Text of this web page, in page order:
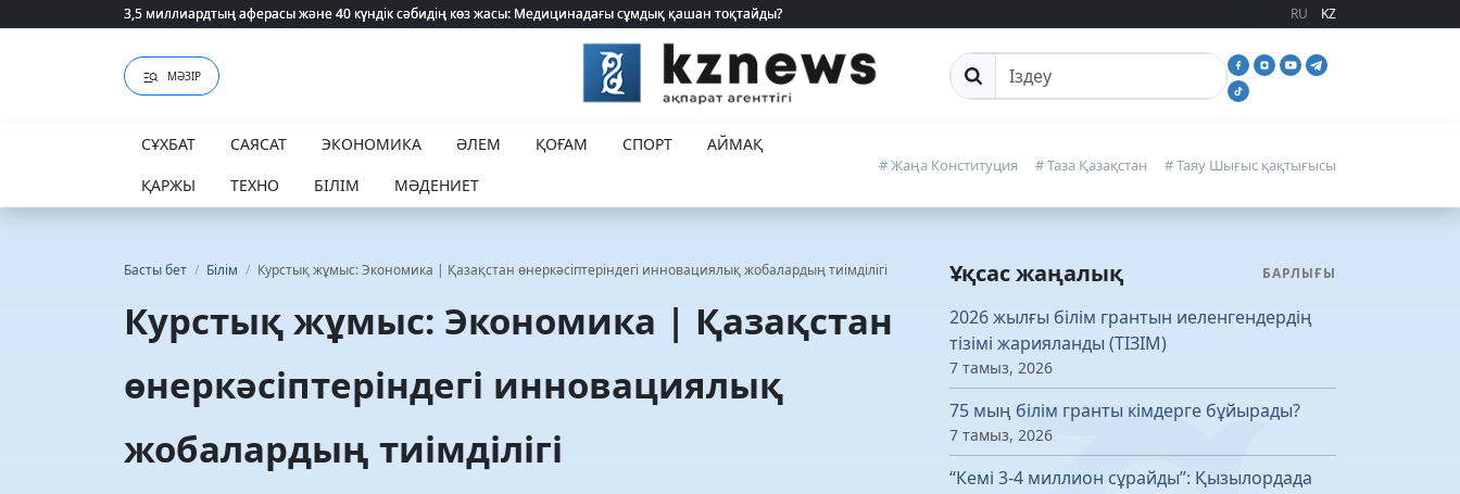
3,5 миллиардтың аферасы және 40 күндік сәбидің көз жасы: Медицинадағы сұмдық қашан тоқтайды?
3,5 миллиардтың аферасы және 40 күндік сәбидің көз жасы: Медицинадағы сұмдық қашан тоқтайды? RU KZ
МӘЗІР Сайттан іздеу
СҰХБАТ САЯСАТ ЭКОНОМИКА ӘЛЕМ ҚОҒАМ СПОРТ
АЙМАҚ
ҚАРЖЫ
ТЕХНО БІЛІМ МӘДЕНИЕТ
# Жаңа Конституция # Таза Қазақстан # Таяу Шығыс қақтығысы
Басты бет / Білім / Курстық жұмыс: Экономика | Қазақстан өнеркәсіптеріндегі инновациялық жобалардың тиімділігі
Курстық жұмыс: Экономика | Қазақстан
өнеркәсіптеріндегі инновациялық
жобалардың тиімділігі
Ұқсас жаңалық БАРЛЫҒЫ
2026 жылғы білім грантын иеленгендердің
тізімі жарияланды (ТІЗІМ)
7 тамыз, 2026
75 мың білім гранты кімдерге бұйырады?
7 тамыз, 2026
“Кемі 3-4 миллион сұрайды”: Қызылордада